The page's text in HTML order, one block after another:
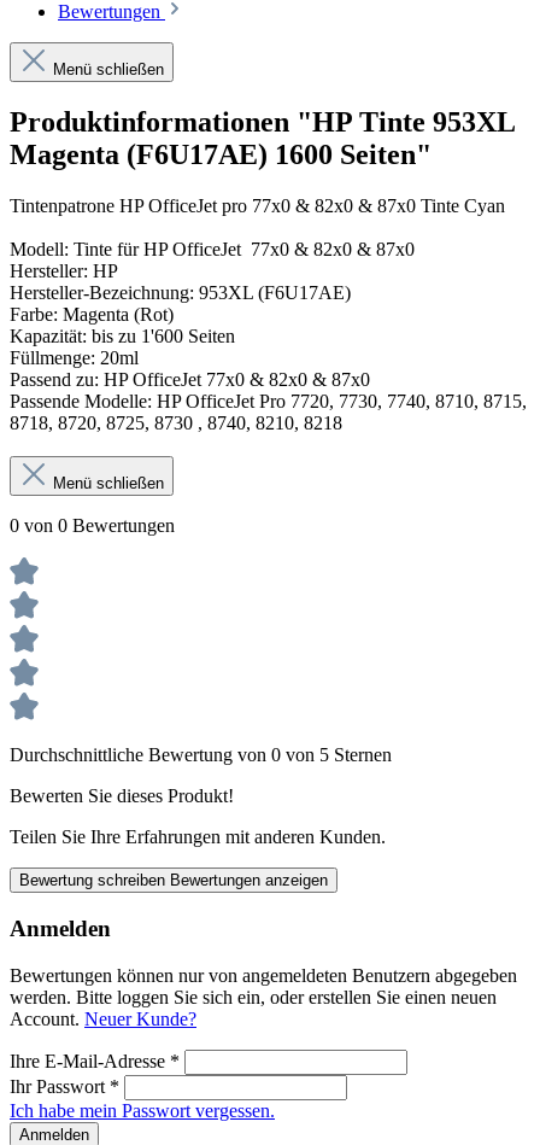
Bewertungen
Menü schließen
Produktinformationen "HP Tinte 953XL
Magenta (F6U17AE) 1600 Seiten"
Tintenpatrone HP OfficeJet pro 77x0 & 82x0 & 87x0 Tinte Cyan
Modell: Tinte für HP OfficeJet 77x0 & 82x0 & 87x0
Hersteller: HP
Hersteller-Bezeichnung: 953XL (F6U17AE)
Farbe: Magenta (Rot)
Kapazität: bis zu 1'600 Seiten
Füllmenge: 20ml
Passend zu: HP OfficeJet 77x0 & 82x0 & 87x0
Passende Modelle: HP OfficeJet Pro 7720, 7730, 7740, 8710, 8715,
8718, 8720, 8725, 8730 , 8740, 8210, 8218
Menü schließen
0 von 0 Bewertungen
Durchschnittliche Bewertung von 0 von 5 Sternen
Bewerten Sie dieses Produkt!
Teilen Sie Ihre Erfahrungen mit anderen Kunden.
Bewertung schreiben Bewertungen anzeigen
Anmelden
Bewertungen können nur von angemeldeten Benutzern abgegeben
werden. Bitte loggen Sie sich ein, oder erstellen Sie einen neuen
Account. Neuer Kunde?
Ihre E-Mail-Adresse *
Ihr Passwort *
Ich habe mein Passwort vergessen.
Anmelden